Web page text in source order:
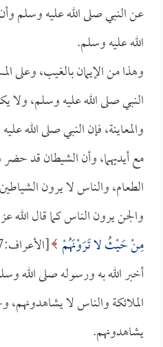
عن النبي صلى الله عليه وسلم
الله عليه وسلم.
وهذا من الإيمان بالغيب، وعلى
النبي صلى الله عليه وسلم، ولا
والمعاينة، فإن النبي صلى الله
مع أيديهما، وأن الشيطان قد
الطعام، والناس لا يرون
والجن يرون الناس كما قال
مِنْ حَيْثُ لا تَرَوْنَهُمْ
أخبر الله به ورسوله صلى الله
الملائكة والناس لا
يشاهدونهم.